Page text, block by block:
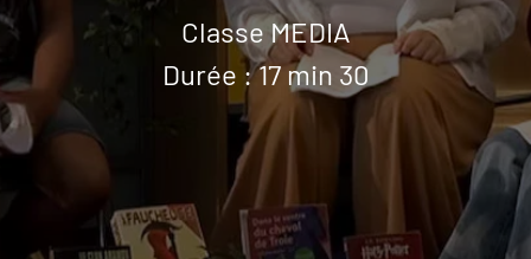
Classe MEDIA
Durée : 17 min 30